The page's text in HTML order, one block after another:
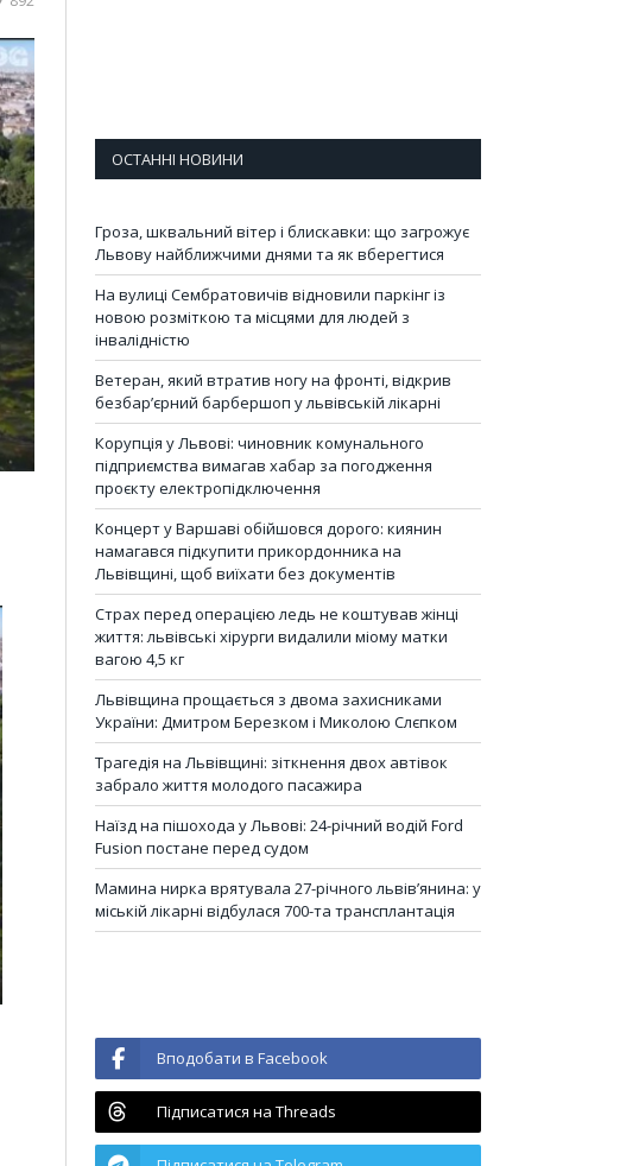
ОСТАННІ НОВИНИ
Гроза, шквальний вітер і блискавки: що загрожує
Львову найближчими днями та як вберегтися
На вулиці Сембратовичів відновили паркінг із
новою розміткою та місцями для людей з
інвалідністю
Ветеран, який втратив ногу на фронті, відкрив
безбар’єрний барбершоп у львівській лікарні
Корупція у Львові: чиновник комунального
підприємства вимагав хабар за погодження
проєкту електропідключення
Концерт у Варшаві обійшовся дорого: киянин
намагався підкупити прикордонника на
Львівщині, щоб виїхати без документів
Страх перед операцією ледь не коштував жінці
життя: львівські хірурги видалили міому матки
вагою 4,5 кг
Львівщина прощається з двома захисниками
України: Дмитром Березком і Миколою Слєпком
Трагедія на Львівщині: зіткнення двох автівок
забрало життя молодого пасажира
Наїзд на пішохода у Львові: 24-річний водій Ford
Fusion постане перед судом
Мамина нирка врятувала 27-річного львів’янина: у
міській лікарні відбулася 700-та трансплантація
Вподобати в Facebook
Підписатися на Threads